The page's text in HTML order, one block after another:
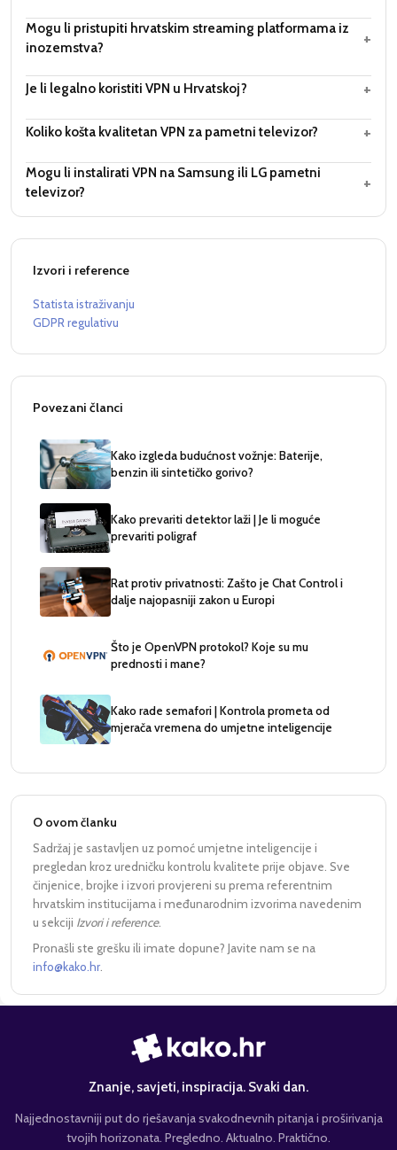
Mogu li pristupiti hrvatskim streaming platformama iz
inozemstva?
+
Je li legalno koristiti VPN u Hrvatskoj? +
Koliko košta kvalitetan VPN za pametni televizor? +
Mogu li instalirati VPN na Samsung ili LG pametni
televizor?
+
Izvori i reference
Statista istraživanju
GDPR regulativu
Povezani članci
Kako izgleda budućnost vožnje: Baterije,
benzin ili sintetičko gorivo?
Kako prevariti detektor laži | Je li moguće
prevariti poligraf
Rat protiv privatnosti: Zašto je Chat Control i
dalje najopasniji zakon u Europi
Što je OpenVPN protokol? Koje su mu
prednosti i mane?
Kako rade semafori | Kontrola prometa od
mjerača vremena do umjetne inteligencije
O ovom članku
Sadržaj je sastavljen uz pomoć umjetne inteligencije i
pregledan kroz uredničku kontrolu kvalitete prije objave. Sve
činjenice, brojke i izvori provjereni su prema referentnim
hrvatskim institucijama i međunarodnim izvorima navedenim
u sekciji Izvori i reference.
Pronašli ste grešku ili imate dopune? Javite nam se na
info@kako.hr
Znanje, savjeti, inspiracija. Svaki dan.
Najjednostavniji put do rješavanja svakodnevnih pitanja i proširivanja
tvojih horizonata. Pregledno. Aktualno. Praktično.